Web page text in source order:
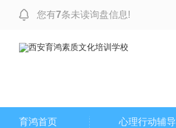
您有7条未读询盘信息!
育鸿首页 心理行动辅导